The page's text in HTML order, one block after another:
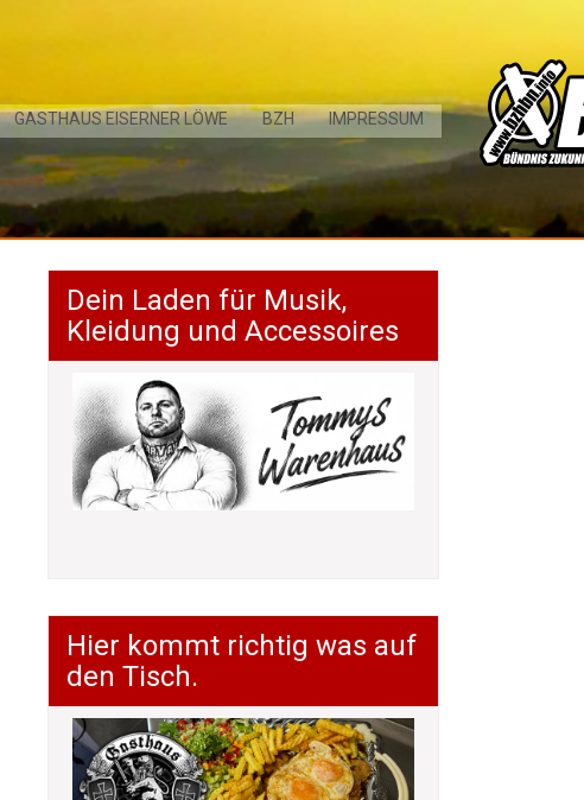
GASTHAUS EISERNER LÖWE BZH IMPRESSUM
Dein Laden für Musik,
Kleidung und Accessoires
Hier kommt richtig was auf
den Tisch.